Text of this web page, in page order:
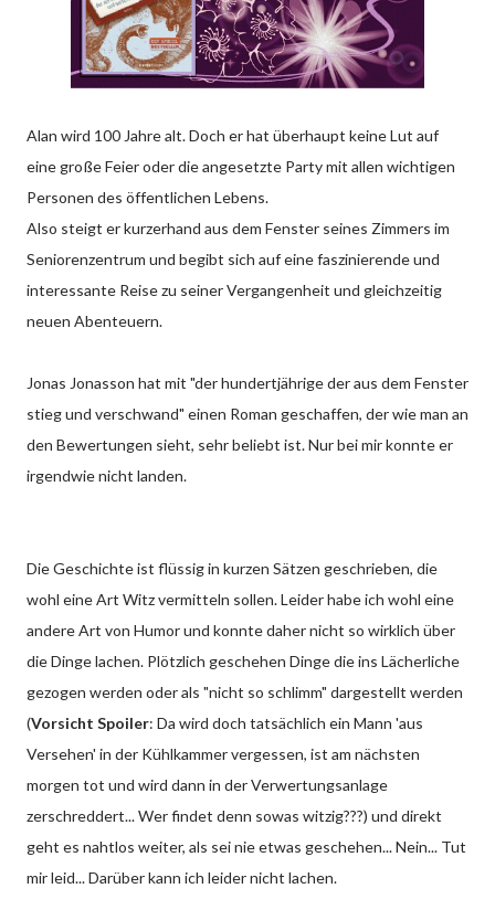
Alan wird 100 Jahre alt. Doch er hat überhaupt keine Lut auf
eine große Feier oder die angesetzte Party mit allen wichtigen
Personen des öffentlichen Lebens.
Also steigt er kurzerhand aus dem Fenster seines Zimmers im
Seniorenzentrum und begibt sich auf eine faszinierende und
interessante Reise zu seiner Vergangenheit und gleichzeitig
neuen Abenteuern.
Jonas Jonasson hat mit "der hundertjährige der aus dem Fenster
stieg und verschwand" einen Roman geschaffen, der wie man an
den Bewertungen sieht, sehr beliebt ist. Nur bei mir konnte er
irgendwie nicht landen.
Die Geschichte ist flüssig in kurzen Sätzen geschrieben, die
wohl eine Art Witz vermitteln sollen. Leider habe ich wohl eine
andere Art von Humor und konnte daher nicht so wirklich über
die Dinge lachen. Plötzlich geschehen Dinge die ins Lächerliche
gezogen werden oder als "nicht so schlimm" dargestellt werden
(Vorsicht Spoiler: Da wird doch tatsächlich ein Mann 'aus
Versehen' in der Kühlkammer vergessen, ist am nächsten
morgen tot und wird dann in der Verwertungsanlage
zerschreddert... Wer findet denn sowas witzig???) und direkt
geht es nahtlos weiter, als sei nie etwas geschehen... Nein... Tut
mir leid... Darüber kann ich leider nicht lachen.